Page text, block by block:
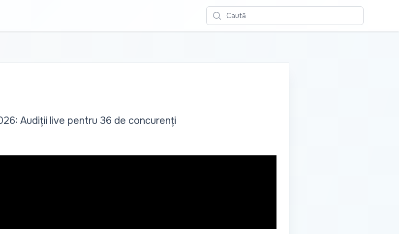
Caută
Audiții live pentru 36 de concurenți